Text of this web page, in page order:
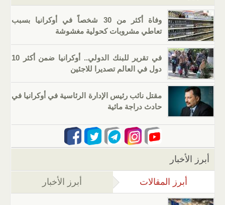
وفاة أكثر من 30 شخصاً في أوكرانيا بسبب
تعاطي مشروبات كحولية مغشوشة
في تقرير للبنك الدولي.. أوكرانيا ضمن أكثر 10
دول في العالم تصديرا للاجئين
مقتل نائب رئيس الإدارة الرئاسية في أوكرانيا في
حادث دراجة مائية
أبرز الأخبار
أبرز المقالات (علامة التبويب النشطة)
أبرز الأخبار